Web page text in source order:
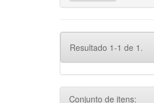
Resultado 1-1 de 1.
Conjunto de itens: